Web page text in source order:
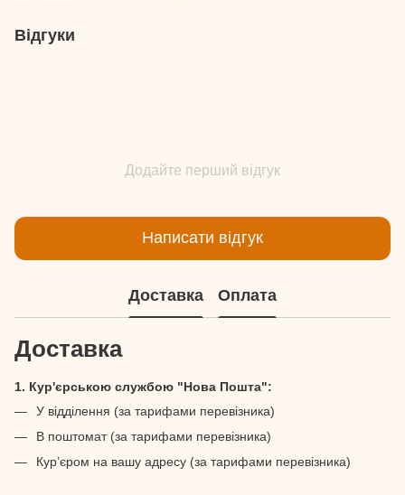
Відгуки
Додайте перший відгук
Написати відгук
Доставка Оплата
Доставка
1. Кур'єрською службою "Нова Пошта":
У відділення (за тарифами перевізника)
В поштомат (за тарифами перевізника)
Кур’єром на вашу адресу (за тарифами перевізника)